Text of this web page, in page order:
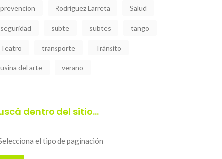
prevencion Rodriguez Larreta Salud
seguridad subte subtes tango
Teatro transporte Tránsito
usina del arte verano
dentro del sitio…